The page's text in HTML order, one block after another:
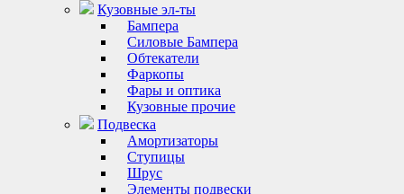
Кузовные эл-ты
Бампера
Силовые Бампера
Обтекатели
Фаркопы
Фары и оптика
Кузовные прочие
Подвеска
Амортизаторы
Ступицы
Шрус
Элементы подвески